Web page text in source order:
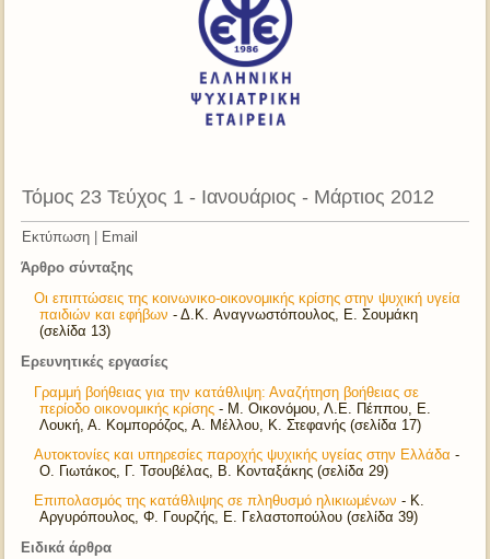
Τόμος 23 Τεύχος 1 - Ιανουάριος - Μάρτιος 2012
Εκτύπωση | Email
Άρθρο σύνταξης
Οι επιπτώσεις της κοινωνικο-οικονομικής κρίσης στην ψυχική υγεία
παιδιών και εφήβων - Δ.K. Αναγνωστόπουλος, Ε. Σουμάκη
(σελίδα 13)
Ερευνητικές εργασίες
Γραμμή βοήθειας για την κατάθλιψη: Αναζήτηση βοήθειας σε
περίοδο οικονομικής κρίσης - Μ. Οικονόμου, Λ.Ε. Πέππου, Ε.
Λουκή, Α. Κομπορόζος, Α. Μέλλου, Κ. Στεφανής (σελίδα 17)
Αυτοκτονίες και υπηρεσίες παροχής ψυχικής υγείας στην Ελλάδα -
Ο. Γιωτάκος, Γ. Τσουβέλας, Β. Κονταξάκης (σελίδα 29)
Επιπολασμός της κατάθλιψης σε πληθυσμό ηλικιωμένων - Κ.
Αργυρόπουλος, Φ. Γουρζής, Ε. Γελαστοπούλου (σελίδα 39)
Ειδικά άρθρα